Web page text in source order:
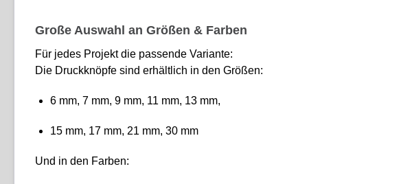
Große Auswahl an Größen & Farben
Für jedes Projekt die passende Variante:
Die Druckknöpfe sind erhältlich in den Größen:
6 mm, 7 mm, 9 mm, 11 mm, 13 mm,
15 mm, 17 mm, 21 mm, 30 mm
Und in den Farben: